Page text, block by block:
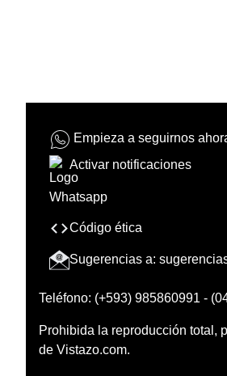
Empieza a seguirnos
Activar notificaciones
Código ética
Sugerencias a:
Teléfono: (+593) 985860991 -
Prohibida la reproducción total,
de Vistazo.com.